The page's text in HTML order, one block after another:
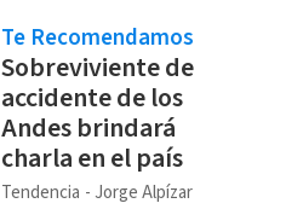
Te Recomendamos
Sobreviviente de
accidente de los
Andes brindará
charla en el país
Tendencia Jorge Alpízar